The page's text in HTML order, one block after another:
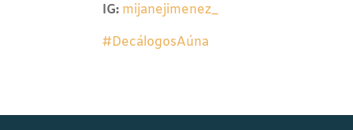
IG: mijanejimenez_
#DecálogosAúna